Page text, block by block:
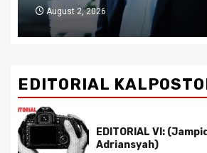
July 29, 2026
EDITORIAL
EDITORIAL VI:
Adriansyah)